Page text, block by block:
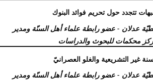
تتجدد حول تحريم فوائد البنوك
عدلان - عضو رابطة علماء أهل السنّة ومدير
محكمات للبحوث والدراسات
غير التشريعية والغلو العصرانيّ
عدلان - عضو رابطة علماء أهل السنّة ومدير